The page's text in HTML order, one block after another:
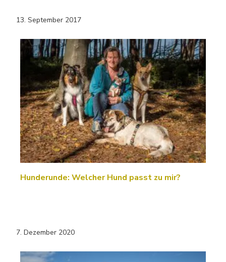
13. September 2017
Hunderunde: Welcher Hund passt zu mir?
7. Dezember 2020